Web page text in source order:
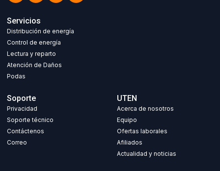
Servicios
Distribución de energía
Control de energía
Lectura y reparto
Atención de Daños
Podas
Soporte
Privacidad
Soporte técnico
Contáctenos
Correo
UTEN
Acerca de nosotros
Equipo
Ofertas laborales
Afiliados
Actualidad y noticias